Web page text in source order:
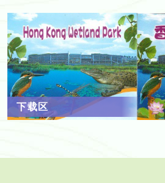
下载区